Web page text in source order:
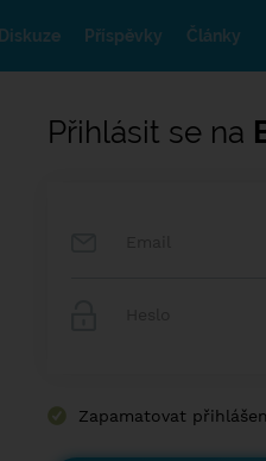
Diskuze Příspěvky Články
Přihlásit se na
Zapamatovat